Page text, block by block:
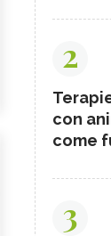
2
con
come
3